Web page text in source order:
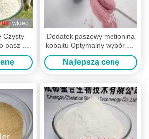
wideo
Czysty
pasz dla
ryb,
i innych
Dodatek paszowy metionina
kobaltu Optymalny wybór dla
Phama i surowców
weterynaryjnych
Najlepszą cenę